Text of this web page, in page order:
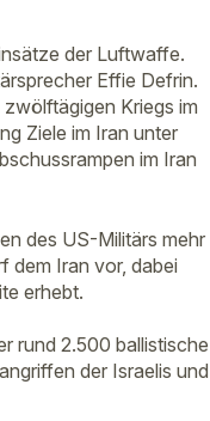
der Luftwaffe.
Effie Defrin.
Kriegs im
Ziele im Iran unter
im Iran
des US-Militärs mehr
dem Iran vor, dabei
erhebt.
rund 2.500 ballistische
der Israelis und